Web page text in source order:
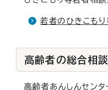
若者のひきこも
高齢者の総合相談
高齢者あんしんセンタ